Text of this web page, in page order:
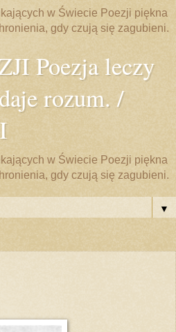
w Świecie Poezji piękna
gdy czują się zagubieni.
Poezja leczy
rozum. /
w Świecie Poezji piękna
gdy czują się zagubieni.
▼